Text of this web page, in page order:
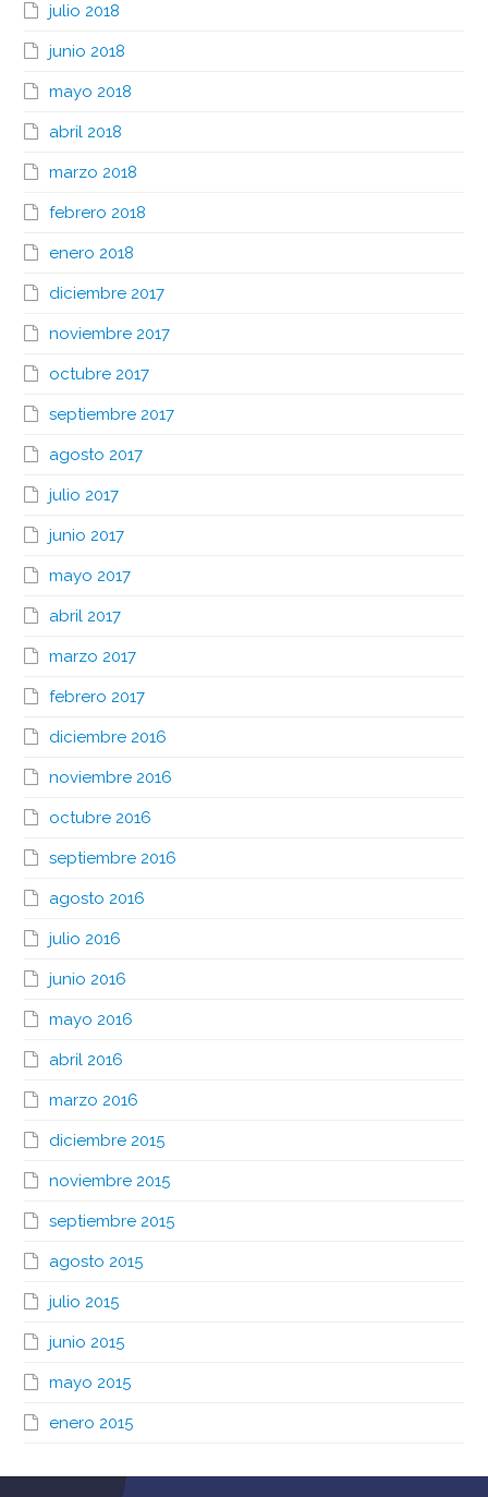
julio 2018
junio 2018
mayo 2018
abril 2018
marzo 2018
febrero 2018
enero 2018
diciembre 2017
noviembre 2017
octubre 2017
septiembre 2017
agosto 2017
julio 2017
junio 2017
mayo 2017
abril 2017
marzo 2017
febrero 2017
diciembre 2016
noviembre 2016
octubre 2016
septiembre 2016
agosto 2016
julio 2016
junio 2016
mayo 2016
abril 2016
marzo 2016
diciembre 2015
noviembre 2015
septiembre 2015
agosto 2015
julio 2015
junio 2015
mayo 2015
enero 2015